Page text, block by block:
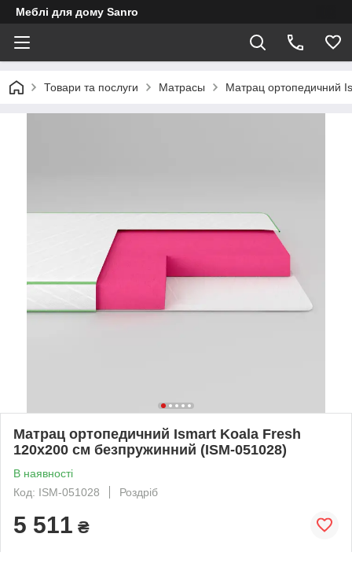
Меблі для дому Sanro
Товари та послуги Матрасы Матрац ортопедичний
Матрац ортопедичний Ismart Koala Fresh
120х200 см безпружинний (ISM-051028)
В наявності
Код: ISM-051028
Роздріб
5 511 ₴